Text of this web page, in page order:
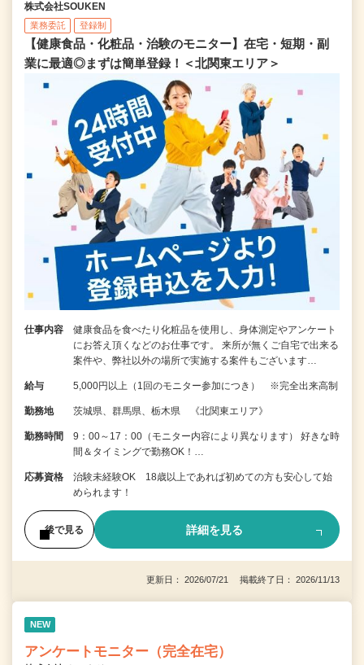
株式会社SOUKEN
業務委託 登録制
【健康食品・化粧品・治験のモニター】在宅・短期・副
業に最適◎まずは簡単登録！＜北関東エリア＞
仕事内容
健康食品を食べたり化粧品を使用し、身体測定やアンケート
にお答え頂くなどのお仕事です。 来所が無くご自宅で出来る
案件や、弊社以外の場所で実施する案件もございます…
給与 5,000円以上（1回のモニター参加につき） ※完全出来高制
勤務地 茨城県、群馬県、栃木県 《北関東エリア》
勤務時間
9：00～17：00（モニター内容により異なります） 好きな時
間＆タイミングで勤務OK！…
応募資格
治験未経験OK 18歳以上であれば初めての方も安心して始
められます！
後で見る 詳細を見る
更新日： 2026/07/21 掲載終了日： 2026/11/13
NEW
アンケートモニター（完全在宅）